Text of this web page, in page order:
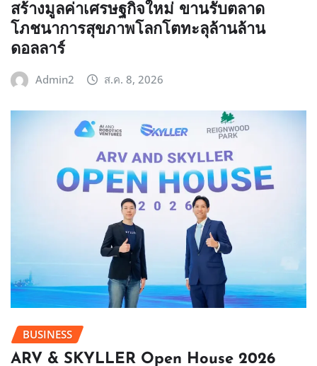
สร้างมูลค่าเศรษฐกิจใหม่ ขานรับตลาด
โภชนาการสุขภาพโลกโตทะลุล้านล้าน
ดอลลาร์
Admin2 ส.ค. 8, 2026
BUSINESS
ARV & SKYLLER Open House 2026